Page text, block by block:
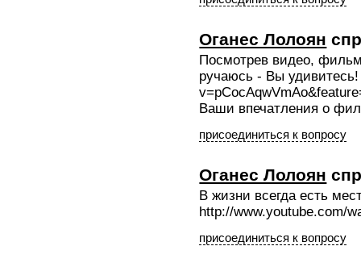
Оганес Лолоян
Посмотрев видео,
ручаюсь - Вы
Ваши впечатления о
присоединиться к вопросу
Оганес Лолоян
В жизни всегда есть
http://www.youtube.com/
присоединиться к вопросу